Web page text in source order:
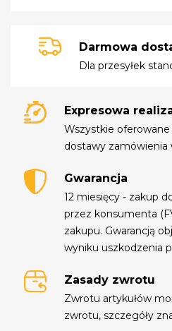
Darmowa
Dla przesyłek
Expresowa
Wszystkie
dostawy zamówienia
Gwarancja
12 miesięcy - zakup
przez konsumenta
zakupu. Gwarancją
wyniku uszkodzenia
Zasady zwrotu
Zwrotu artykułów
zwrotu, szczegóły